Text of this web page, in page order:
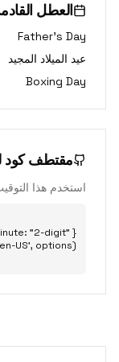
العطل
Father's Day
عيد الميلاد المجيد
Boxing Day
مقتطف كود
استخدم هذا